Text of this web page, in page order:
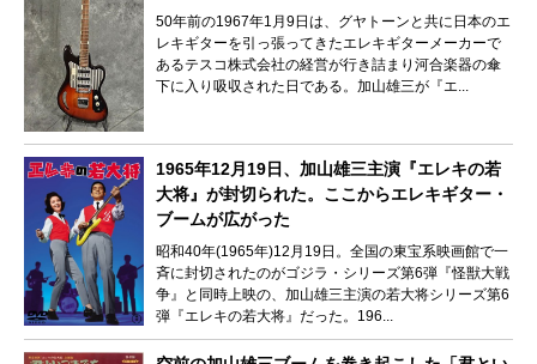
50年前の1967年1月9日は、グヤトーンと共に日本のエ
レキギターを引っ張ってきたエレキギターメーカーで
あるテスコ株式会社の経営が行き詰まり河合楽器の傘
下に入り吸収された日である。加山雄三が『エ...
1965年12月19日、加山雄三主演『エレキの若
大将』が封切られた。ここからエレキギター・
ブームが広がった
昭和40年(1965年)12月19日。全国の東宝系映画館で一
斉に封切されたのがゴジラ・シリーズ第6弾『怪獣大戦
争』と同時上映の、加山雄三主演の若大将シリーズ第6
弾『エレキの若大将』だった。196...